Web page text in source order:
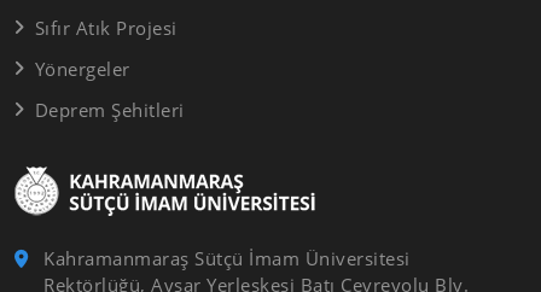
Kahramanmaraş Sütçü İmam Üniversitesi
Rektörlüğü, Avşar Yerleşkesi Batı Çevreyolu Blv.
Sıfır Atık Projesi
Yönergeler
Deprem Şehitleri